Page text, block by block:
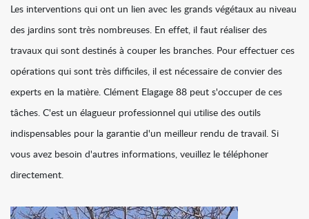
Les interventions qui ont un lien avec les grands végétaux au niveau
des jardins sont très nombreuses. En effet, il faut réaliser des
travaux qui sont destinés à couper les branches. Pour effectuer ces
opérations qui sont très difficiles, il est nécessaire de convier des
experts en la matière. Clément Elagage 88 peut s'occuper de ces
tâches. C'est un élagueur professionnel qui utilise des outils
indispensables pour la garantie d'un meilleur rendu de travail. Si
vous avez besoin d'autres informations, veuillez le téléphoner
directement.